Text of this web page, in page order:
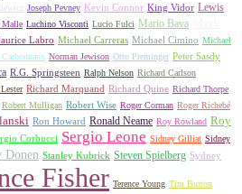
Joseph Pevney Kevin Connor King Vidor Lewis
Malle Luchino Visconti Lucio Fulci Mario Bava
Labro Michael Carreras Michael Cimino Michael
Norman Jewison Otto Preminger Peter Sasdy
R.G. Springsteen Ralph Nelson Richard Carlson
Richard Marquand Richard Quine Richard Thorpe
Robert Mulligan Robert Wise Roger Corman Roger Richebé
Ron Howard Ronald Neame Roy Rowland Roy
Corbucci Sergio Leone Sidney Gilliat Sidney
Donen Stanley Kubrick Steven Spielberg Sydney
Fisher Terence Young Tim Burton